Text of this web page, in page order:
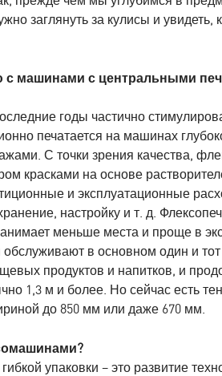
заглянуть за кулисы и увидеть,
с машинами с центральными
годы частично
печатается на машинах
С точки зрения качества,
красками на основе
и эксплуатационные
настройку и т. д.
меньше места и проще в
в основном один и
продуктов и напитков, и
1,3 м и более. Но сейчас есть
до 850 мм или даже 670 мм.
упаковки – это развитие